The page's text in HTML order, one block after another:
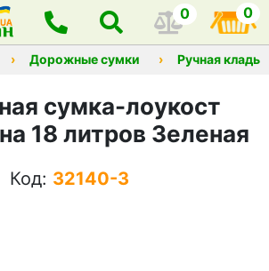
0 0
Дорожные сумки Ручная кладь
сумка-лоукост
18 литров Зеленая
Код: 32140-3